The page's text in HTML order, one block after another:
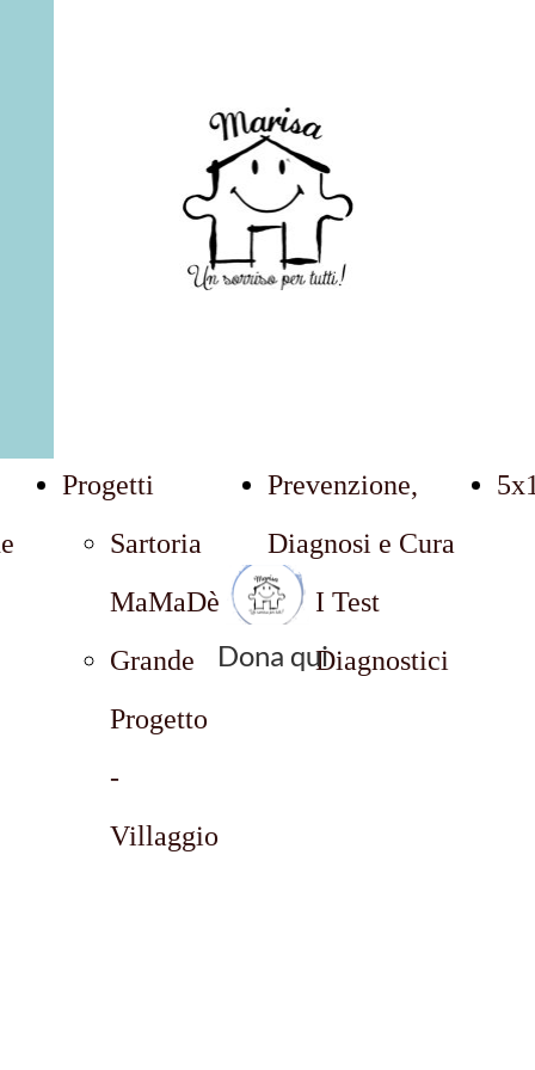
Progetti
Sartoria
MaMaDè
Grande
Progetto
-
Villaggio
Prevenzione,
Diagnosi e Cura
I Test
Diagnostici
Dona qui